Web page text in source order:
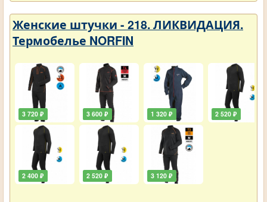
Женские штучки - 218. ЛИКВИДАЦИЯ.
Термобелье NORFIN
3 720 ₽
2 400 ₽
3 600 ₽
2 520 ₽
1 320 ₽
3 120 ₽
2 520 ₽